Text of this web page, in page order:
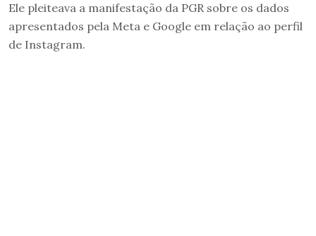
Ele pleiteava a manifestação da PGR sobre os dados
apresentados pela Meta e Google em relação ao perfil
de Instagram.